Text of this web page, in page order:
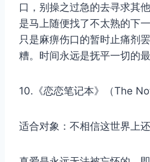
口，别操之过急的去寻求其
是马上随便找了不太熟的下
只是麻痹伤口的暂时止痛剂
糟。时间永远是抚平一切的最
10.《恋恋笔记本》（The
适合对象：不相信这世界上